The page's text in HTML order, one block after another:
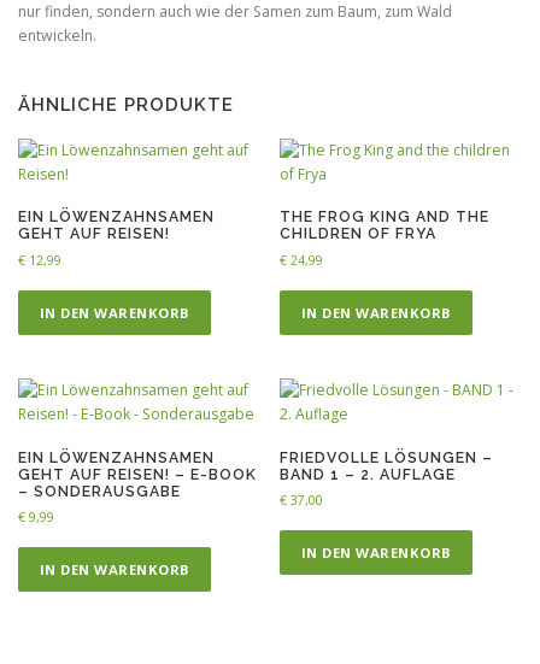
nur finden, sondern auch wie der Samen zum Baum, zum Wald
entwickeln.
ÄHNLICHE PRODUKTE
EIN LÖWENZAHNSAMEN
GEHT AUF REISEN!
€ 12,99
IN DEN WARENKORB
THE FROG KING AND THE
CHILDREN OF FRYA
€ 24,99
IN DEN WARENKORB
EIN LÖWENZAHNSAMEN
GEHT AUF REISEN! – E-BOOK
– SONDERAUSGABE
€ 9,99
IN DEN WARENKORB
FRIEDVOLLE LÖSUNGEN –
BAND 1 – 2. AUFLAGE
€ 37,00
IN DEN WARENKORB